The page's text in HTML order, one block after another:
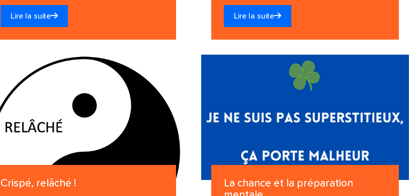
Lire la suite Lire la suite
Crispé, relâché !
La chance et la préparation